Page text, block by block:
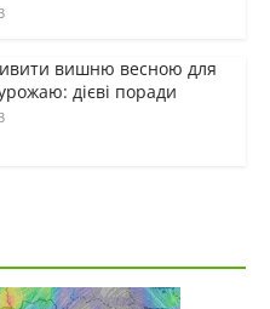
вишню весною для
дієві поради